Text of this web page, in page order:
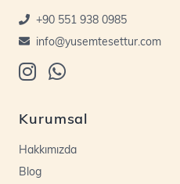
+90 551 938 0985
info@yusemtesettur.com
Kurumsal
Hakkımızda
Blog